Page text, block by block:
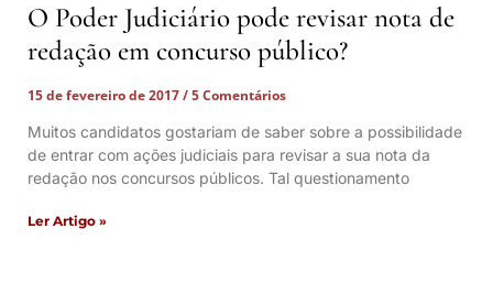
O Poder Judiciário pode revisar nota de
redação em concurso público?
15 de fevereiro de 2017
5 Comentários
Muitos candidatos gostariam de saber sobre a possibilidade
de entrar com ações judiciais para revisar a sua nota da
redação nos concursos públicos. Tal questionamento
Ler Artigo »